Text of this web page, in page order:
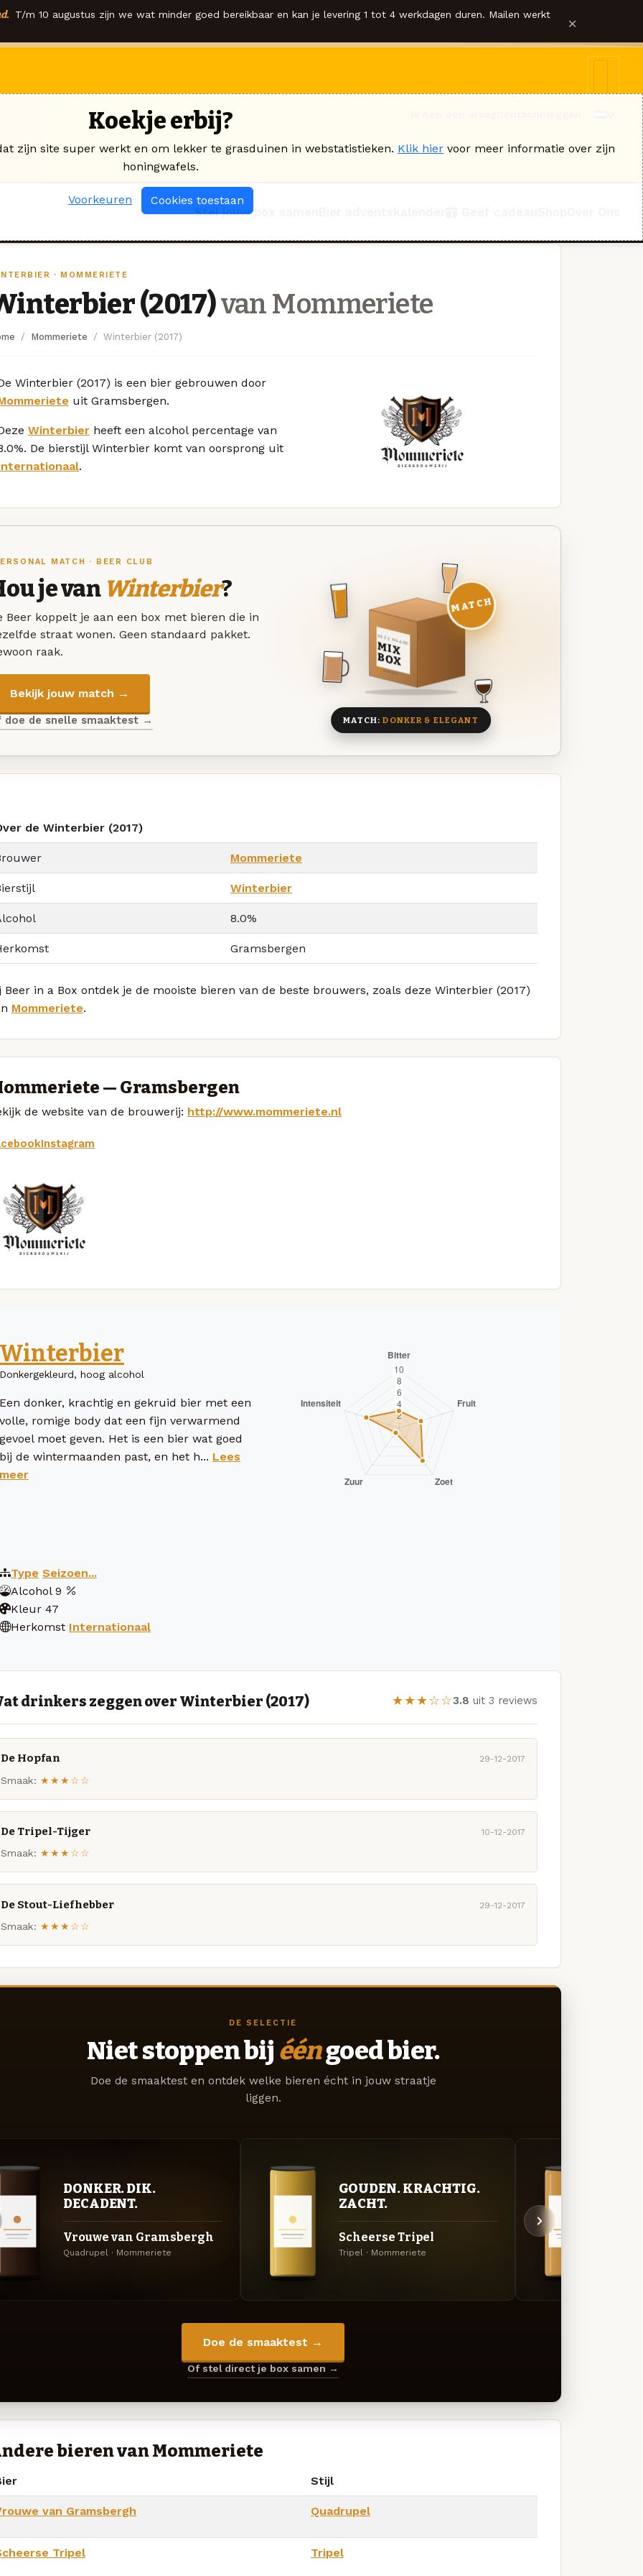
T/m 10 augustus zijn we wat minder goed bereikbaar en kan je levering 1 tot 4 werkdagen duren. Mailen werkt ×
Stel jouw box samen
· MOMMERIETE
(2017)van Mommeriete
Mommeriete Winterbier (2017)
Winterbier (2017) is een bier gebrouwen door
uit Gramsbergen.
Winterbier heeft een alcohol percentage van
De bierstijl Winterbier komt van oorsprong uit
.
MATCH · BEER CLUB
je van Winterbier?
Beer koppelt je aan een box met bieren die in
straat wonen. Geen standaard pakket.
raak.
Bekijk jouw match →
doe de snelle smaaktest →
DEZE MAAND
MIX
BOX
8 BIEREN
MATCH
MATCH:DONKER & ELEGANT
de Winterbier (2017)
Mommeriete
Winterbier
8.0%
Gramsbergen
Beer in a Box ontdek je de mooiste bieren van de beste brouwers, zoals deze Winterbier (2017)
Mommeriete.
— Gramsbergen
de website van de brouwerij: http://www.mommeriete.nl
Instagram
Winterbier
Donkergekleurd, hoog alcohol
Een donker, krachtig en gekruid bier met een
volle, romige body dat een fijn verwarmend
gevoel moet geven. Het is een bier wat goed
bij de wintermaanden past, en het h... Lees
meer
Type Seizoen...
Alcohol 9
Kleur 47
Herkomst Internationaal
drinkers zeggen over Winterbier (2017) ★★★☆☆3.8 uit 3 reviews
De Hopfan 29-12-2017
Smaak: ★★★☆☆
De Tripel-Tijger 10-12-2017
Smaak: ★★★☆☆
De Stout-Liefhebber 29-12-2017
Smaak: ★★★☆☆
DE SELECTIE
Niet stoppen bij ééngoed bier.
Doe de smaaktest en ontdek welke bieren écht in jouw straatje
liggen.
DONKER. DIK.
DECADENT.
Vrouwe van Gramsbergh
Quadrupel · Mommeriete
GOUDEN. KRACHTIG.
ZACHT.
Scheerse Tripel
Tripel · Mommeriete
Doe de smaaktest →
Of stel direct je box samen →
bieren van Mommeriete
Stijl
van Gramsbergh Quadrupel
Tripel Tripel
Koekje erbij?
zijn site super werkt en om lekker te grasduinen in webstatistieken. Klik hier voor meer informatie over zijn
honingwafels.
Voorkeuren Cookies toestaan